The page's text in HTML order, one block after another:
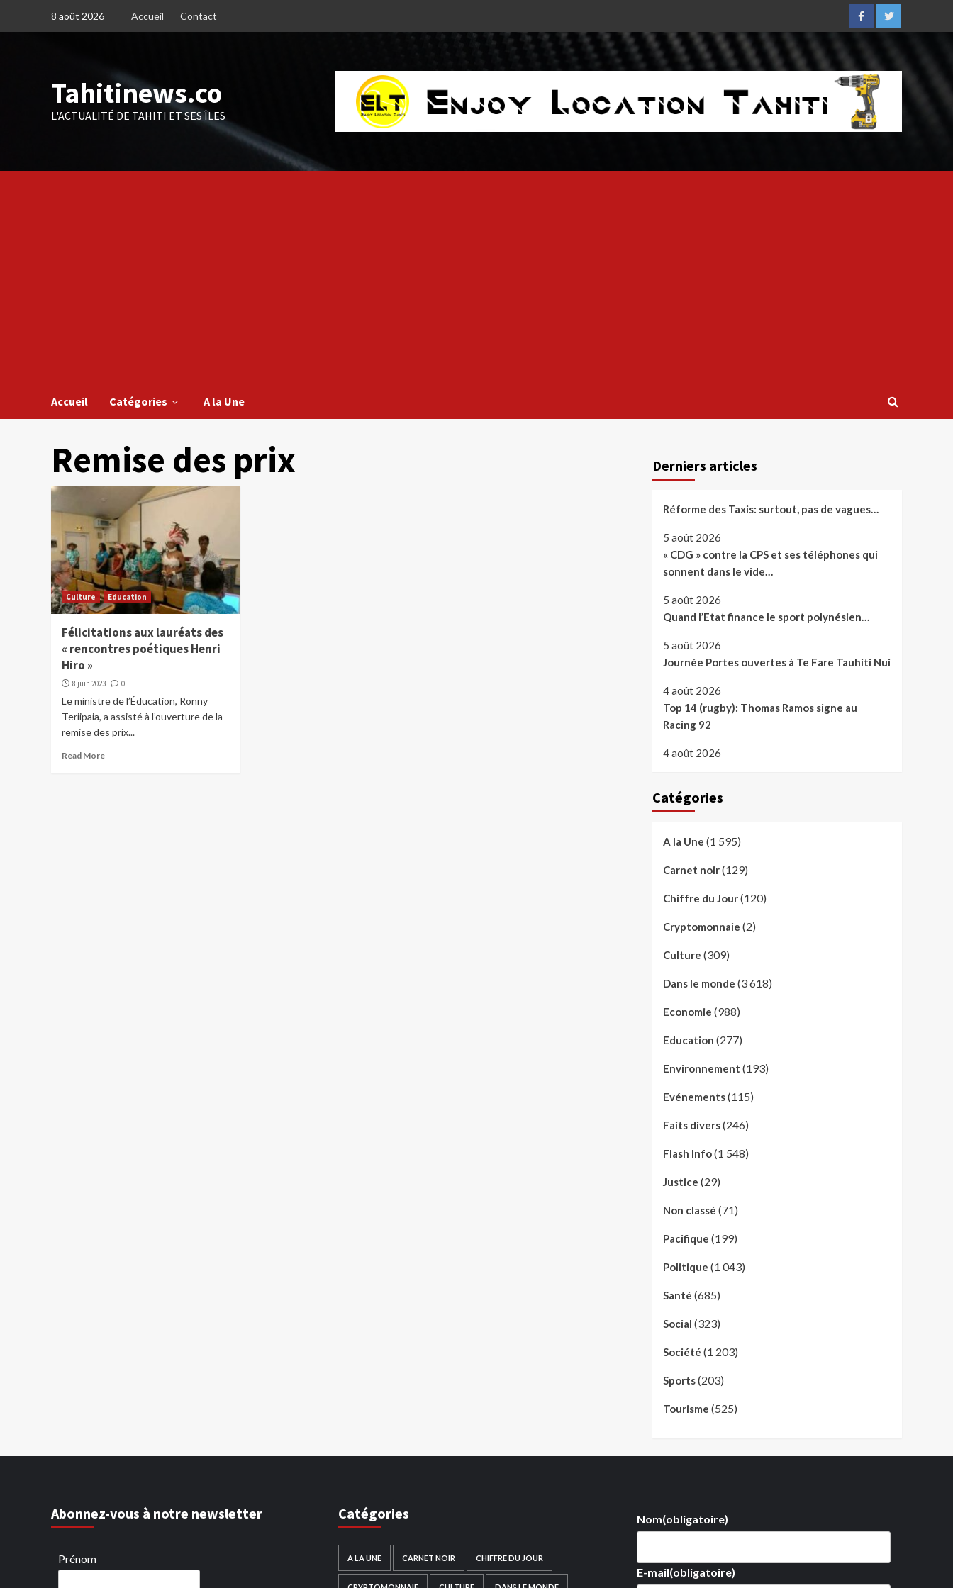
8 août 2026 Accueil Contact
FacebookTwitter
Tahitinews.co
L'ACTUALITÉ DE TAHITI ET SES ÎLES
Accueil Catégories A la Une
Remise des prix
Culture Education
Félicitations aux lauréats des
« rencontres poétiques Henri
Hiro »
8 juin 2023 0
Le ministre de l’Éducation, Ronny
Teriipaia, a assisté à l’ouverture de la
remise des prix...
Read More
Derniers articles
Réforme des Taxis: surtout, pas de vagues…
5 août 2026
« CDG » contre la CPS et ses téléphones qui
sonnent dans le vide…
5 août 2026
Quand l’Etat finance le sport polynésien…
5 août 2026
Journée Portes ouvertes à Te Fare Tauhiti Nui
4 août 2026
Top 14 (rugby): Thomas Ramos signe au
Racing 92
4 août 2026
Catégories
A la Une (1 595)
Carnet noir(129)
Chiffre du Jour(120)
Cryptomonnaie (2)
Culture (309)
Dans le monde (3 618)
Economie (988)
Education (277)
Environnement (193)
Evénements(115)
Faits divers(246)
Flash Info(1 548)
Justice (29)
Non classé (71)
Pacifique (199)
Politique (1 043)
Santé (685)
Social (323)
Société (1 203)
Sports(203)
Tourisme (525)
Abonnez-vous à notre newsletter
Prénom
Catégories
A LA UNE CARNET NOIR CHIFFRE DU JOUR
Nom(obligatoire)
E-mail(obligatoire)